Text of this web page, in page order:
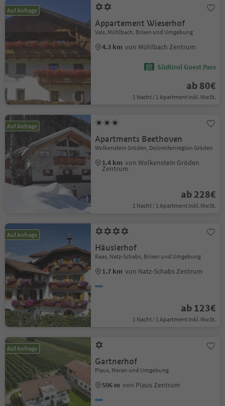
Auf Anfrage
Appartement Wieserhof
Vals, Mühlbach, Brixen und Umgebung
4.3 km von Mühlbach Zentrum
Südtirol Guest Pass
ab 80€
1 Nacht / 1 Apartment Inkl. MwSt.
Auf Anfrage
Apartments Beethoven
Wolkenstein Gröden, Dolomitenregion Gröden
1.4 km von Wolkenstein Gröden
Zentrum
ab 228€
1 Nacht / 1 Apartment Inkl. MwSt.
Auf Anfrage
Häuslerhof
Raas, Natz-Schabs, Brixen und Umgebung
1.7 km von Natz-Schabs Zentrum
ab 123€
1 Nacht / 1 Apartment Inkl. MwSt.
Auf Anfrage
Gartnerhof
Plaus, Meran und Umgebung
506 m von Plaus Zentrum